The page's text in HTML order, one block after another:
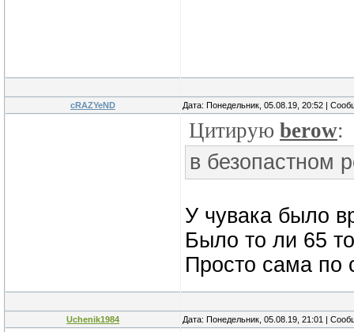
cRAZYeND Дата: Понедельник, 05.08.19, 20:52 |
Цитирую berow:
в безопастном
У чувака было
Было то ли 65
Просто сама по
Uchenik1984 Дата: Понедельник, 05.08.19, 21:01 |